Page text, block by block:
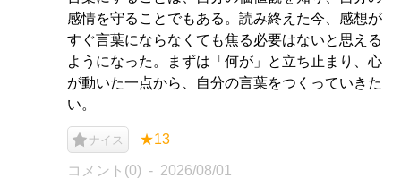
感情を守ることでもある。読み終えた今、感想が
すぐ言葉にならなくても焦る必要はないと思える
ようになった。まずは「何が」と立ち止まり、心
が動いた一点から、自分の言葉をつくっていきた
い。
ナイス ★13
コメント(0) 2026/08/01